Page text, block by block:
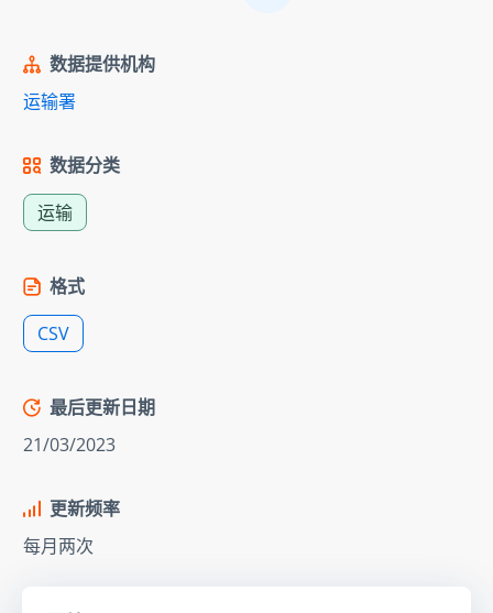
数据提供机构
运输署
数据分类
运输
格式
CSV
最后更新日期
21/03/2023
更新频率
每月两次